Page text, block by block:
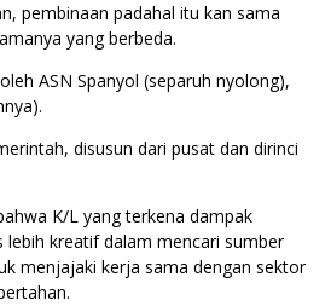
pembinaan padahal itu kan sama
yang berbeda.
ASN Spanyol (separuh nyolong),
disusun dari pusat dan dirinci
K/L yang terkena dampak
lebih kreatif dalam mencari sumber
menjajaki kerja sama dengan sektor